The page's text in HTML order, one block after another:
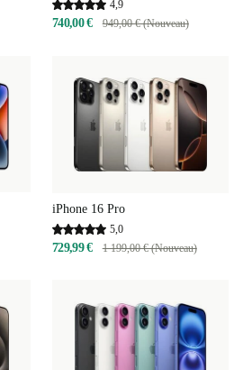
4,9
740,00 € 949,00 € (Nouveau)
iPhone 16 Pro
5,0
729,99 € 1 199,00 € (Nouveau)